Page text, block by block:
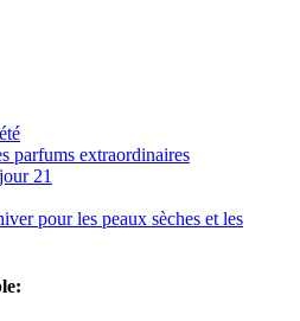
parfums extraordinaires
21
pour les peaux sèches et les